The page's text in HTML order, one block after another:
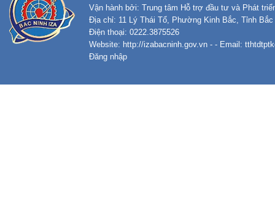
Vận hành bởi: Trung tâm Hỗ trợ đầu tư và Phát
Địa chỉ: 11 Lý Thái Tổ, Phường Kinh Bắc, Tỉnh Bắc
Điện thoại: 0222.3875526
Website: http://izabacninh.gov.vn - - Email:
Đăng nhập